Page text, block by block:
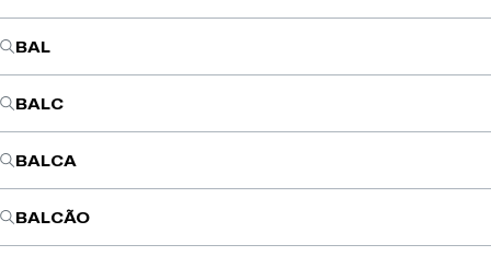
BAL
BALC
BALCA
BALCÃO